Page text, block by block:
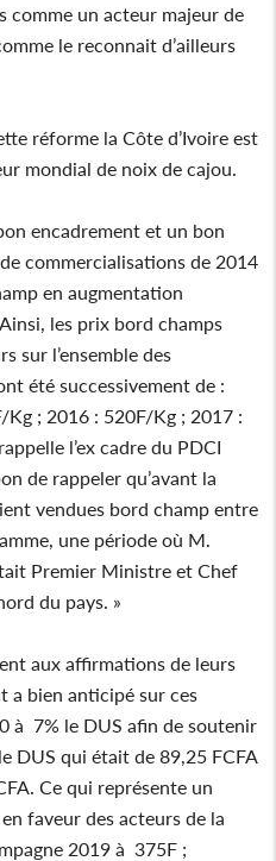
comme un acteur majeur de
le reconnait d’ailleurs
réforme la Côte d’Ivoire est
mondial de noix de cajou.
encadrement et un bon
commercialisations de 2014
en augmentation
les prix bord champs
sur l’ensemble des
été successivement de :
; 2016 : 520F/Kg ; 2017 :
l’ex cadre du PDCI
de rappeler qu’avant la
vendues bord champ entre
une période où M.
Premier Ministre et Chef
du pays. »
aux affirmations de leurs
a bien anticipé sur ces
à 7% le DUS afin de soutenir
DUS qui était de 89,25 FCFA
Ce qui représente un
faveur des acteurs de la
2019 à 375F ;